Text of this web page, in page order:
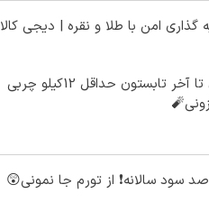
گذاری امن با طلا و نقره | دیجی کالا
از الان تا آخر تابستون حداقل 12کیلو چربی